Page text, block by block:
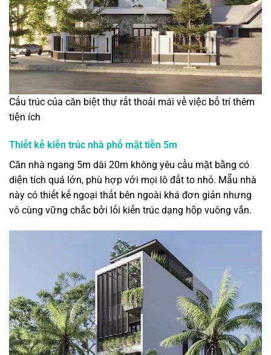
Cấu trúc của căn biệt thự rất thoải mái về việc bố trí thêm
tiện ích
Thiết kế kiến trúc nhà phố mặt tiền 5m
Căn nhà ngang 5m dài 20m không yêu cầu mặt bằng có
diện tích quá lớn, phù hợp với mọi lô đất to nhỏ. Mẫu nhà
này có thiết kế ngoại thất bên ngoài khá đơn giản nhưng
vô cùng vững chắc bởi lối kiến trúc dạng hộp vuông vắn.